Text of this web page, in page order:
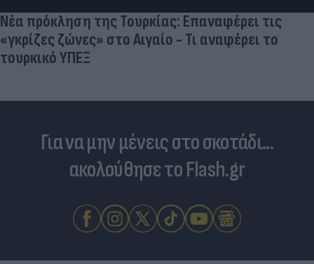
Για να μην μένεις στο σκοτάδι...
ακολούθησε το Flash.gr